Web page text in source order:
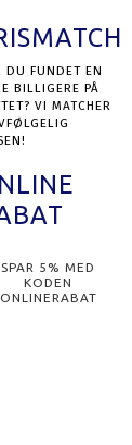
DU FUNDET EN
BILLIGERE PÅ
VI MATCHER
SPAR 5% MED
KODEN
ONLINERABAT